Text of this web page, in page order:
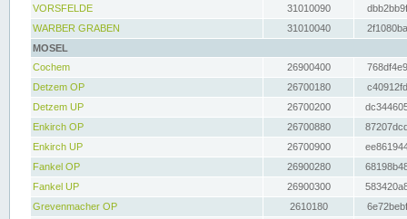
VORSFELDE
31010090
WARBER GRABEN
31010040
MOSEL
Cochem
26900400
Detzem OP
26700180
Detzem UP
26700200
Enkirch OP
26700880
Enkirch UP
26700900
Fankel OP
26900280
Fankel UP
26900300
Grevenmacher OP
2610180